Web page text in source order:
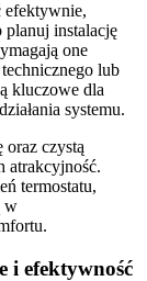
efektywnie,
planuj instalację
one
lub
kluczowe dla
systemu.
oraz czystą
atrakcyjność.
termostatu,
w
i efektywność